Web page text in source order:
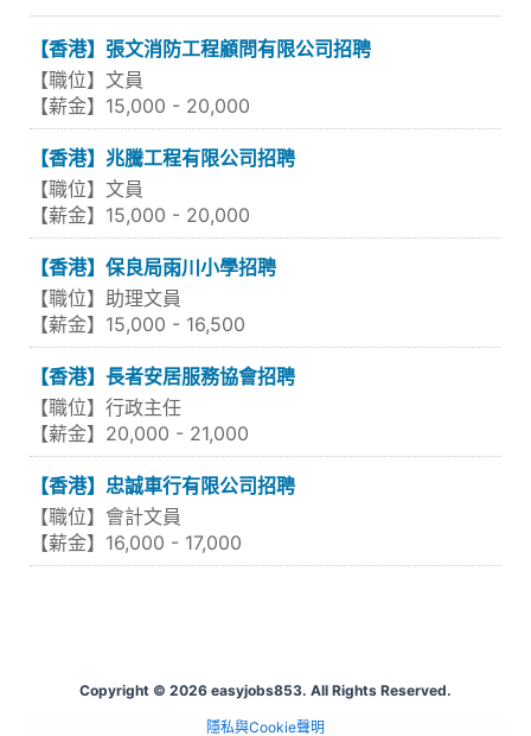
【香港】張文消防工程顧問有限公司招聘
【職位】文員
【薪金】15,000 - 20,000
【香港】兆騰工程有限公司招聘
【職位】文員
【薪金】15,000 - 20,000
【香港】保良局雨川小學招聘
【職位】助理文員
【薪金】15,000 - 16,500
【香港】長者安居服務協會招聘
【職位】行政主任
【薪金】20,000 - 21,000
【香港】忠誠車行有限公司招聘
【職位】會計文員
【薪金】16,000 - 17,000
Copyright © 2026 easyjobs853. All Rights Reserved.
隱私與Cookie聲明